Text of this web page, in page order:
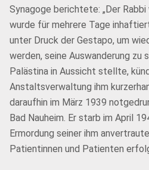
Synagoge berichtete: „Der Rabbi
wurde für mehrere Tage
unter Druck der Gestapo, um
werden, seine Auswanderung zu
Palästina in Aussicht stellte,
Anstaltsverwaltung ihm
daraufhin im März 1939
Bad Nauheim. Er starb im April
Ermordung seiner ihm
Patientinnen und Patienten